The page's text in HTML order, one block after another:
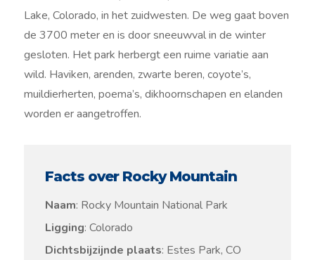
Lake, Colorado, in het zuidwesten. De weg gaat boven
de 3700 meter en is door sneeuwval in de winter
gesloten. Het park herbergt een ruime variatie aan
wild. Haviken, arenden, zwarte beren, coyote’s,
muildierherten, poema’s, dikhoornschapen en elanden
worden er aangetroffen.
Facts over Rocky Mountain
Naam: Rocky Mountain National Park
Ligging: Colorado
Dichtsbijzijnde plaats: Estes Park, CO